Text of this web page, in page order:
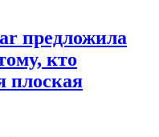
предложила
кто
плоская